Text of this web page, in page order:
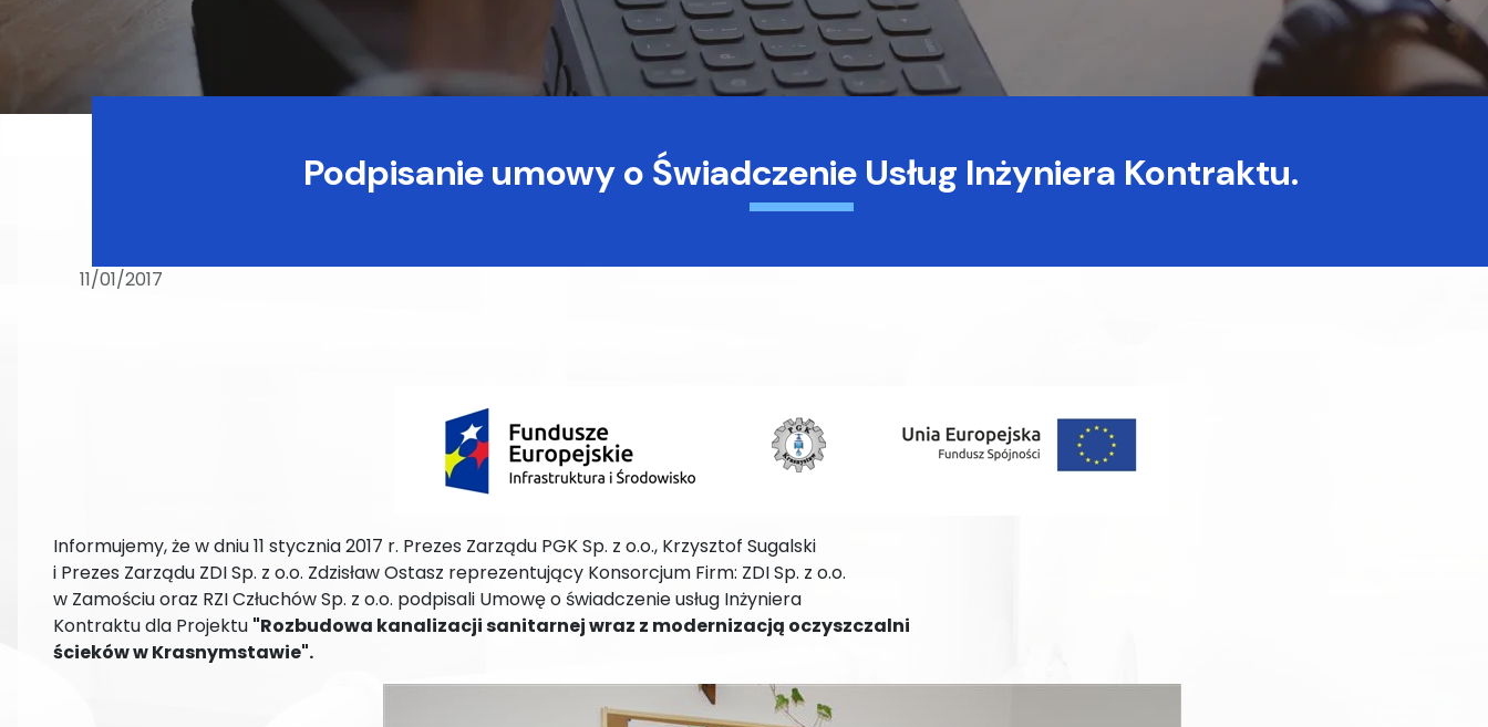
Podpisanie umowy o Świadczenie Usług Inżyniera Kontraktu.
11/01/2017
Informujemy, że w dniu 11 stycznia 2017 r. Prezes Zarządu PGK Sp. z o.o., Krzysztof Sugalski
i Prezes Zarządu ZDI Sp. z o.o. Zdzisław Ostasz reprezentujący Konsorcjum Firm: ZDI Sp. z o.o.
w Zamościu oraz RZI Człuchów Sp. z o.o. podpisali Umowę o świadczenie usług Inżyniera
Kontraktu dla Projektu "Rozbudowa kanalizacji sanitarnej wraz z modernizacją oczyszczalni
ścieków w Krasnymstawie".